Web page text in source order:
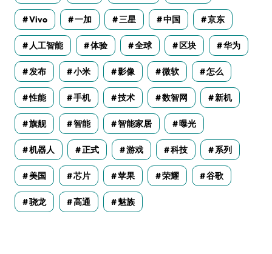
Vivo 一加 三星 中国 京东
人工智能 体验 全球 区块 华为
发布 小米 影像 微软 怎么
性能 手机 技术 数智网 新机
旗舰 智能 智能家居 曝光
机器人 正式 游戏 科技 系列
美国 芯片 苹果 荣耀 谷歌
骁龙 高通 魅族